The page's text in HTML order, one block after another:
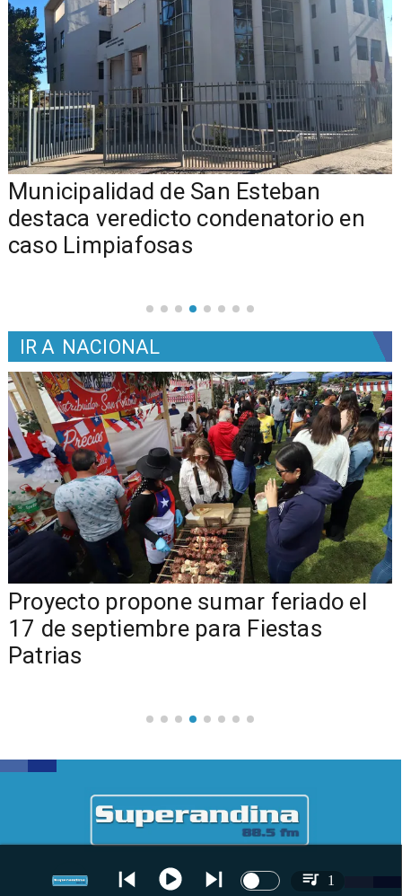
Municipalidad de San Esteban
destaca veredicto condenatorio en
caso Limpiafosas
IR A NACIONAL
Proyecto propone sumar feriado el
17 de septiembre para Fiestas
Patrias
1